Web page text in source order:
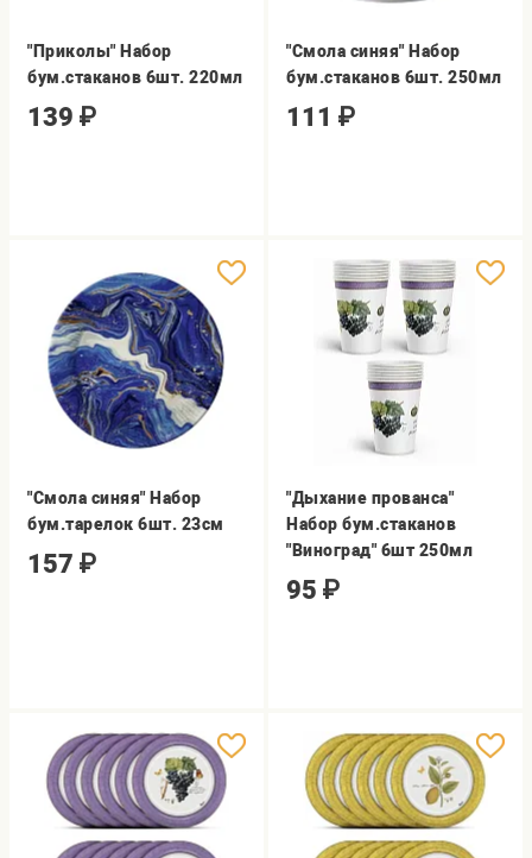
"Приколы" Набор
бум.стаканов 6шт. 220мл
139 ₽
"Смола синяя" Набор
бум.стаканов 6шт. 250мл
111 ₽
"Смола синяя" Набор
бум.тарелок 6шт. 23см
157 ₽
"Дыхание прованса"
Набор бум.стаканов
"Виноград" 6шт 250мл
95 ₽